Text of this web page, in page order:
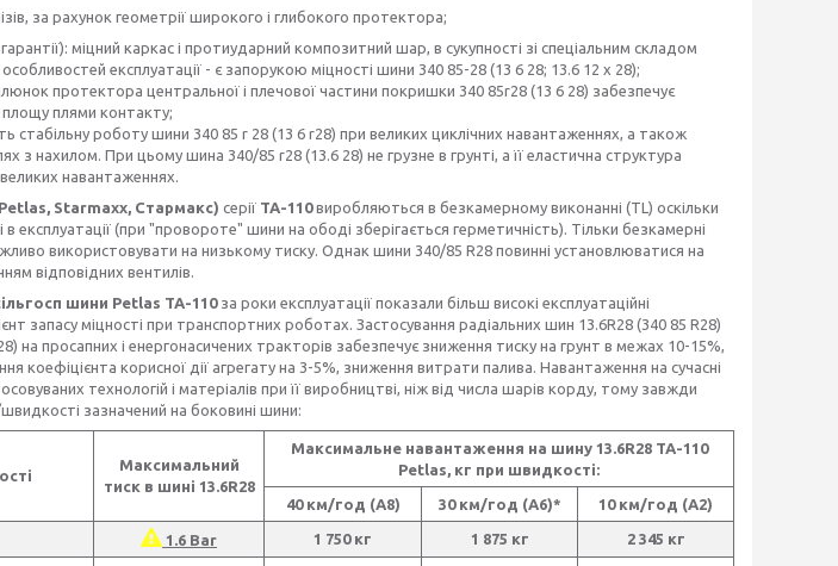
за рахунок геометрії широкого і глибокого протектора;
міцний каркас і протиударний композитний шар, в сукупності зі спеціальним складом
експлуатації - є запорукою міцності шини 340 85-28 (13 6 28; 13.6 12 x 28);
протектора центральної і плечової частини покришки 340 85r28 (13 6 28) забезпечує
площу плями контакту;
стабільну роботу шини 340 85 r 28 (13 6 r28) при великих циклічних навантаженнях, а також
з нахилом. При цьому шина 340/85 r28 (13.6 28) не грузне в грунті, а її еластична структура
навантаженнях.
Starmaxx, Стармакс) серії ТА-110виробляються в безкамерному виконанні (TL) оскільки
експлуатації (при "провороте" шини на ободі зберігається герметичність). Тільки безкамерні
використовувати на низькому тиску. Однак шини 340/85 R28 повинні установлюватися на
відповідних вентилів.
шини Petlas ТА-110 за роки експлуатації показали більш високі експлуатаційні
запасу міцності при транспортних роботах. Застосування радіальних шин 13.6R28 (340 85 R28)
на просапних і енергонасичених тракторів забезпечує зниження тиску на грунт в межах 10-15%,
коефіцієнта корисної дії агрегату на 3-5%, зниження витрати палива. Навантаження на сучасні
технологій і матеріалів при її виробництві, ніж від числа шарів корду, тому завжди
зазначений на боковині шини:
Максимальний
тиск в шині 13.6R28
Максимальне навантаження на шину 13.6R28 ТА-110
Petlas, кг при швидкості:
40 км/год (А8) 30 км/год (А6)* 10 км/год (А2)
1.6 Bar 1 750 кг 1 875 кг 2 345 кг